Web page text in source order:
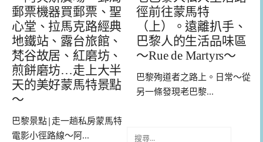
郵票機器買郵票、聖
心堂、拉馬克路經典
地鐵站、露台旅館、
梵谷故居、紅磨坊、
煎餅磨坊…走上大半
天的美好蒙馬特景點
～
巴黎景點|走一趟私房蒙馬特
電影小徑路線～阿...
徑前往蒙馬特
（上）。遠離扒手、
巴黎人的生活品味區
～Rue de Martyrs～
巴黎殉道者之路上。日常～從
另一條發現老巴黎...